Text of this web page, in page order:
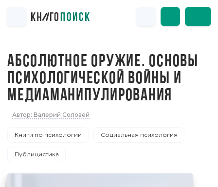
АБСОЛЮТНОЕ ОРУЖИЕ. ОСНОВЫ
ПСИХОЛОГИЧЕСКОЙ ВОЙНЫ И
МЕДИАМАНИПУЛИРОВАНИЯ
Автор: Валерий Соловей
Книги по психологии Социальная психология
Публицистика